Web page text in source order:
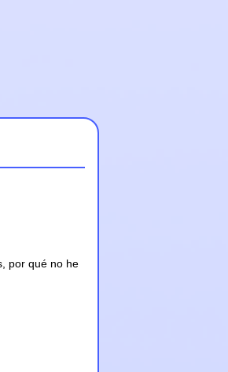
por qué no he